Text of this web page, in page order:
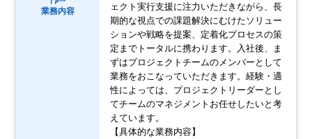
業務内容
ェクト実行支援に注力いただきながら、長
期的な視点での課題解決にむけたソリュー
ションや戦略を提案、定着化プロセスの策
定までトータルに携わります。入社後、ま
ずはプロジェクトチームのメンバーとして
業務をおこなっていただきます。経験・適
性によっては、プロジェクトリーダーとし
てチームのマネジメントお任せしたいと考
えています。
【具体的な業務内容】